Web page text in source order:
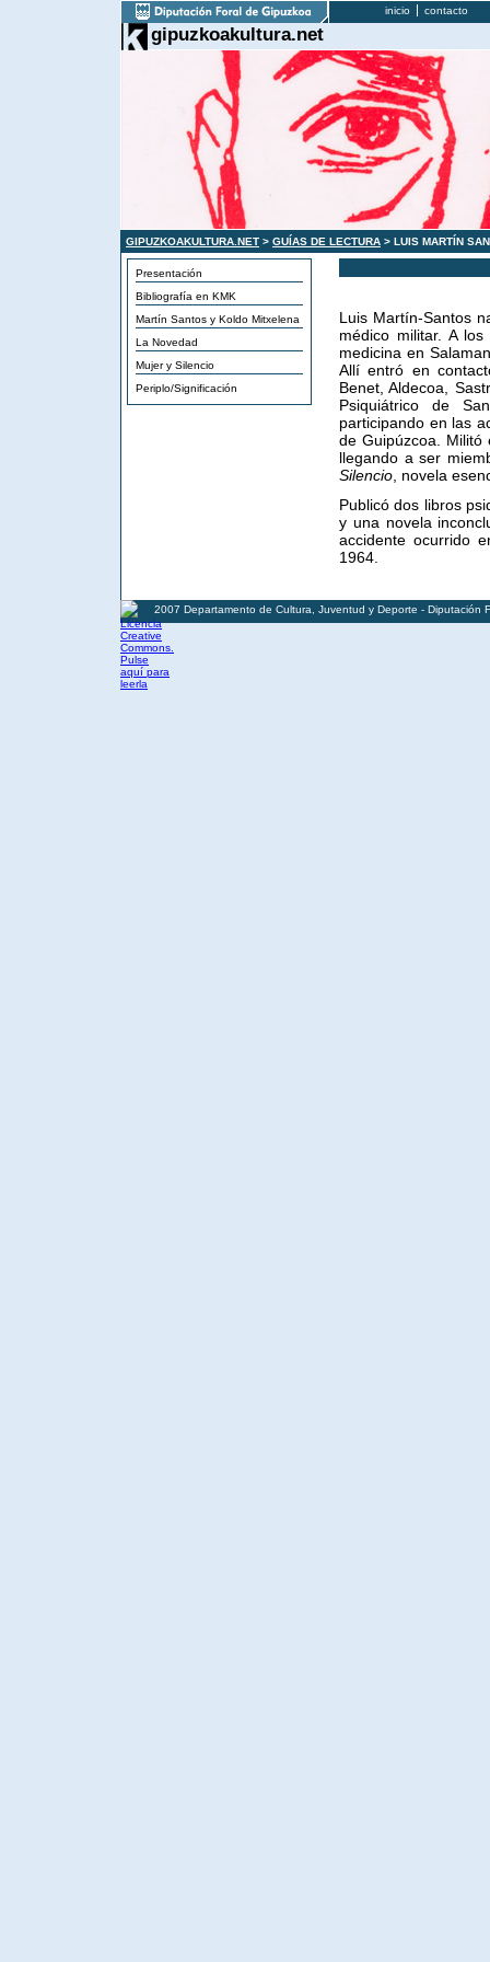
inicio contacto
gipuzkoakultura.net
GIPUZKOAKULTURA.NET > GUÍAS DE LECTURA > LUIS MARTÍN
Presentación
Bibliografía en KMK
Martín Santos y Koldo Mitxelena
La Novedad
Mujer y Silencio
Periplo/Significación
Luis Martín-Santos
médico militar. A
medicina en
Allí entró en
Benet, Aldecoa,
Psiquiátrico de
participando en las
de Guipúzcoa. Militó
llegando a ser
Silencio , novela
Publicó dos libros
y una novela
accidente ocurrido
1964.
2007 Departamento de Cultura, Juventud y Deporte - Diputación